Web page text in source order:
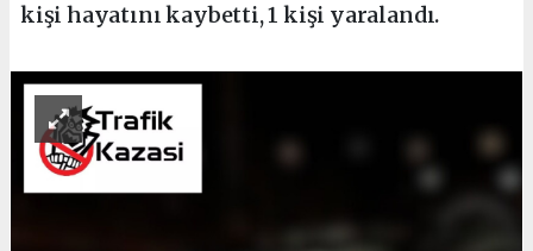
kişi hayatını kaybetti, 1 kişi yaralandı.